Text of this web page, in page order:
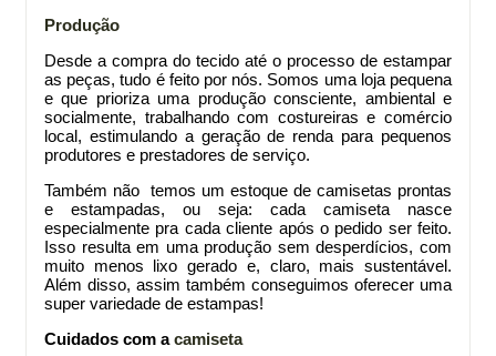
Produção
Desde a compra do tecido até o processo de estampar
as peças, tudo é feito por nós. Somos uma loja pequena
e que prioriza uma produção consciente, ambiental e
socialmente, trabalhando com costureiras e comércio
local, estimulando a geração de renda para pequenos
produtores e prestadores de serviço.
Também não temos um estoque de camisetas prontas
e estampadas, ou seja: cada camiseta nasce
especialmente pra cada cliente após o pedido ser feito.
Isso resulta em uma produção sem desperdícios, com
muito menos lixo gerado e, claro, mais sustentável.
Além disso, assim também conseguimos oferecer uma
super variedade de estampas!
Cuidados com acamiseta